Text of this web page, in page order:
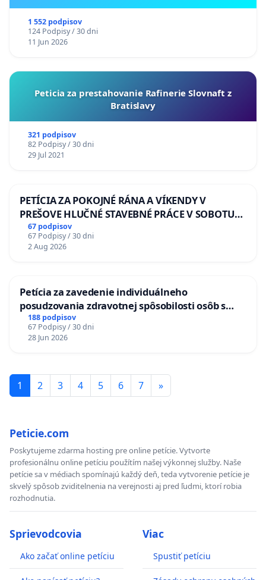
1 552 podpisov
124 Podpisy / 30 dni
11 Jun 2026
Peticia za prestahovanie Rafinerie Slovnaft z
Bratislavy
321 podpisov
82 Podpisy / 30 dni
29 Jul 2021
PETÍCIA ZA POKOJNÉ RÁNA A VÍKENDY V
PREŠOVE HLUČNÉ STAVEBNÉ PRÁCE V SOBOTU
LEN OD 9.00 DO 13.00 HOD., CEZ PRACOVNÝ
TÝŽDEŇ CIEĽ 8.00 – 18.00 HOD. A PRAVIDELNÁ
KONTROLA STAVBY C-AREA NA
67 podpisov
67 Podpisy / 30 dni
2 Aug 2026
Petícia za zavedenie individuálneho
posudzovania zdravotnej spôsobilosti osôb s
diabetom 1. a 2. typu pri prijímaní do
Policajného zboru SR
188 podpisov
67 Podpisy / 30 dni
28 Jun 2026
1 2 3 4 5 6 7 »
Peticie.com
Poskytujeme zdarma hosting pre online petície. Vytvorte
profesionálnu online petíciu použítím našej výkonnej služby. Naše
petície sa v médiach spomínajú každý deň, teda vytvorenie petície je
skvelý spôsob zviditelnenia na verejnosti aj pred ľudmi, ktorí robia
rozhodnutia.
Sprievodcovia
Ako začať online petíciu
Viac
Spustiť petíciu